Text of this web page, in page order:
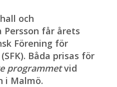
och
Persson får årets
Förening för
Båda prisas för
programmetvid
i Malmö.